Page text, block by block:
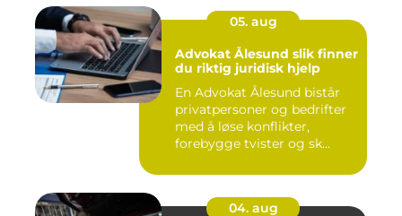
05. aug
Advokat Ålesund slik finner
du riktig juridisk hjelp
En Advokat Ålesund bistår
privatpersoner og bedrifter
med å løse konflikter,
forebygge tvister og sk...
04. aug